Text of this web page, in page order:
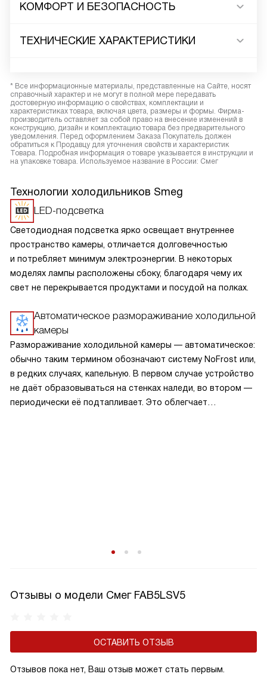
КОМФОРТ И БЕЗОПАСНОСТЬ
ТЕХНИЧЕСКИЕ ХАРАКТЕРИСТИКИ
* Все информационные материалы, представленные на Сайте, носят
справочный характер и не могут в полной мере передавать
достоверную информацию о свойствах, комплектации и
характеристиках товара, включая цвета, размеры и формы. Фирма-
производитель оставляет за собой право на внесение изменений в
конструкцию, дизайн и комплектацию товара без предварительного
уведомления. Перед оформлением Заказа Покупатель должен
обратиться к Продавцу для уточнения свойств и характеристик
Товара. Подробная информация о товаре указывается в инструкции и
на упаковке товара. Используемое название в России: Смег
Технологии холодильников Smeg
LED-подсветка
Светодиодная подсветка ярко освещает внутреннее
пространство камеры, отличается долговечностью
и потребляет минимум электроэнергии. В некоторых
моделях лампы расположены сбоку, благодаря чему их
свет не перекрывается продуктами и посудой на полках.
Автоматическое размораживание холодильной
камеры
Размораживание холодильной камеры — автоматическое:
обычно таким термином обозначают систему NoFrost или,
в редких случаях, капельную. В первом случае устройство
не даёт образовываться на стенках наледи, во втором —
периодически её подтапливает. Это облегчает
Отзывы о модели Смег FAB5LSV5
ОСТАВИТЬ ОТЗЫВ
Отзывов пока нет, Ваш отзыв может стать первым.